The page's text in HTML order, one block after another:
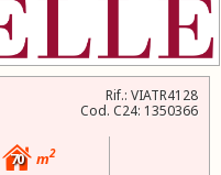
Rif.: VIATR4128
Cod. C24: 1350366
70 m2